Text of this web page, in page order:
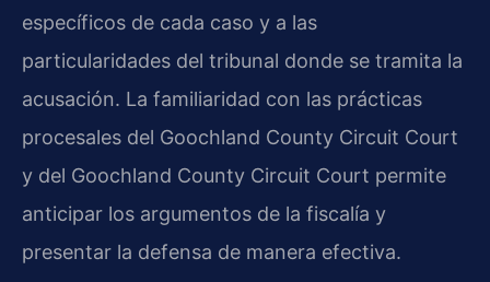
específicos de cada caso y a las
particularidades del tribunal donde se tramita la
acusación. La familiaridad con las prácticas
procesales del Goochland County Circuit Court
y del Goochland County Circuit Court permite
anticipar los argumentos de la fiscalía y
presentar la defensa de manera efectiva.